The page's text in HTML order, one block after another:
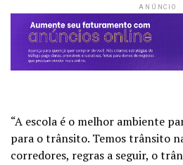
ANÚNCIO
“A escola é o melhor ambiente
para o trânsito. Temos trânsito
corredores, regras a seguir, o